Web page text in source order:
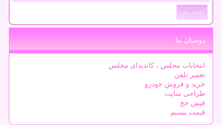
دوستان ما
انتخابات مجلس ، کاندیدای مجلس
تعمیر تلفن
خرید و فروش خودرو
طراحی سایت
فیش حج
قیمت بیسیم